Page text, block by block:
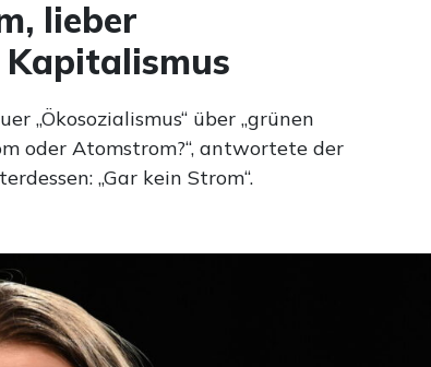
lieber
Kapitalismus
„Ökosozialismus“ über „grünen
oder Atomstrom?“, antwortete der
„Gar kein Strom“.